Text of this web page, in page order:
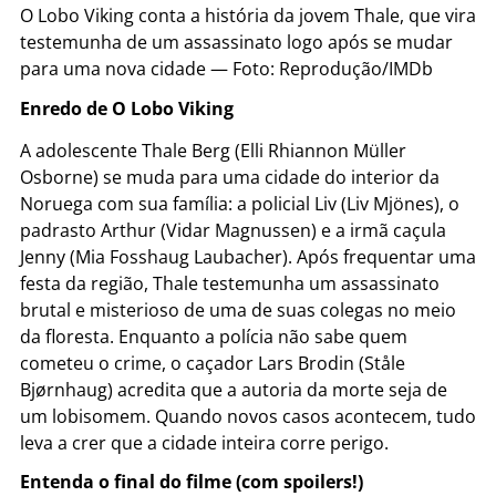
O Lobo Viking conta a história da jovem Thale, que vira
testemunha de um assassinato logo após se mudar
para uma nova cidade — Foto: Reprodução/IMDb
Enredo de O Lobo Viking
A adolescente Thale Berg (Elli Rhiannon Müller
Osborne) se muda para uma cidade do interior da
Noruega com sua família: a policial Liv (Liv Mjönes), o
padrasto Arthur (Vidar Magnussen) e a irmã caçula
Jenny (Mia Fosshaug Laubacher). Após frequentar uma
festa da região, Thale testemunha um assassinato
brutal e misterioso de uma de suas colegas no meio
da floresta. Enquanto a polícia não sabe quem
cometeu o crime, o caçador Lars Brodin (Ståle
Bjørnhaug) acredita que a autoria da morte seja de
um lobisomem. Quando novos casos acontecem, tudo
leva a crer que a cidade inteira corre perigo.
Entenda o final do filme (com spoilers!)